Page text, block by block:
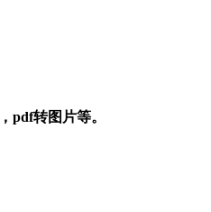
pdf转图片等。